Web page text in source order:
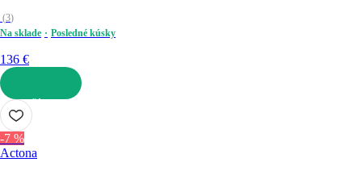
(3)
Na sklade
Posledné kúsky
136 €
DO KOŠÍKA
-7 %
Actona